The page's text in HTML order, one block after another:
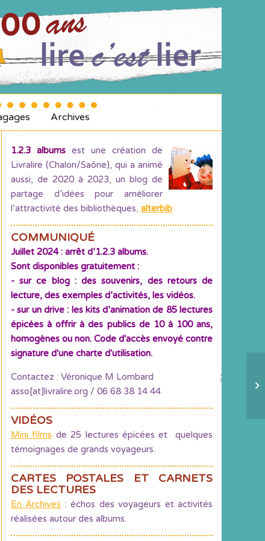
Archives
1.2.3 albums est une création de
Livralire (Chalon/Saône), qui a animé
aussi, de 2020 à 2023, un blog de
partage d’idées pour améliorer
l’attractivité des bibliothèques, alterbib
COMMUNIQUÉ
Juillet 2024 : arrêt d’1.2.3 albums.
Sont disponibles gratuitement :
- sur ce blog : des souvenirs, des retours de
lecture, des exemples d’activités, les vidéos.
- sur un drive : les kits d’animation de 85 lectures
épicées à offrir à des publics de 10 à 100 ans,
homogènes ou non. Code d'accès envoyé contre
signature d'une charte d'utilisation.
Contactez : Véronique M Lombard
asso[at]livralire.org / 06 68 38 14 44
VIDÉOS
Mini films de 25 lectures épicées et quelques
témoignages de grands voyageurs.
CARTES POSTALES ET CARNETS
DES LECTURES
En Archives : échos des voyageurs et activités
réalisées autour des albums.